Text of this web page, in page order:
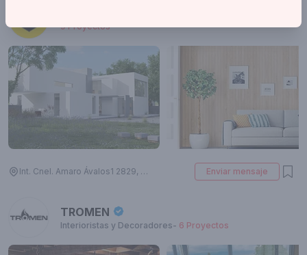
9 Proyectos
Int. Cnel. Amaro Ávalos1 2829, Munro, Provincia de Buenos Aires, Argentina Enviar mensaje
TROMEN
Interioristas y Decoradores- 6 Proyectos